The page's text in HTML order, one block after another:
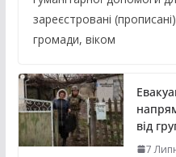
зареєстровані
громади, віком
від
7